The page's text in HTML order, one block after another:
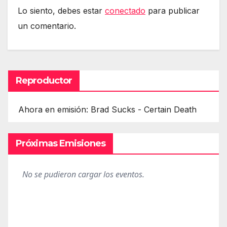
Lo siento, debes estar conectado para publicar
un comentario.
Reproductor
Ahora en emisión: Brad Sucks - Certain Death
Próximas Emisiones